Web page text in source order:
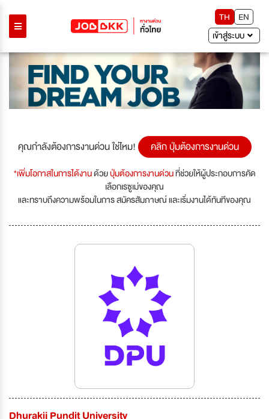
TH
EN
เข้าสู่ระบบ
คุณกำลังต้องการงานด่วน ใช่ไหม! คลิก ปุ่มต้องการงานด่วน
*เพิ่มโอกาสในการได้งานด้วยปุ่มต้องการงานด่วนที่ช่วยให้ผู้ประกอบการคัด
เลือกเรซูเม่ของคุณ
และทราบถึงความพร้อมในการ สมัครสัมภาษณ์ และเริ่มงานได้ทันทีของคุณ